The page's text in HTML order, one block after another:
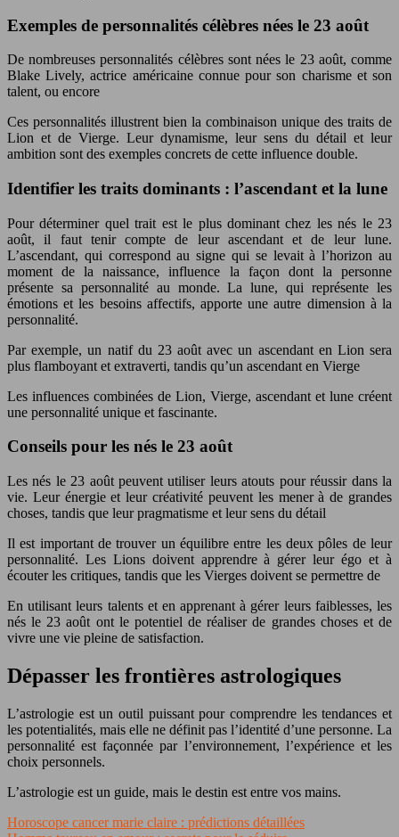
Exemples de personnalités célèbres nées le 23 août
De nombreuses personnalités célèbres sont nées le 23 août, comme
Blake Lively, actrice américaine connue pour son charisme et son
talent, ou encore
Ces personnalités illustrent bien la combinaison unique des traits de
Lion et de Vierge. Leur dynamisme, leur sens du détail et leur
ambition sont des exemples concrets de cette influence double.
Identifier les traits dominants : l’ascendant et la lune
Pour déterminer quel trait est le plus dominant chez les nés le 23
août, il faut tenir compte de leur ascendant et de leur lune.
L’ascendant, qui correspond au signe qui se levait à l’horizon au
moment de la naissance, influence la façon dont la personne
présente sa personnalité au monde. La lune, qui représente les
émotions et les besoins affectifs, apporte une autre dimension à la
personnalité.
Par exemple, un natif du 23 août avec un ascendant en Lion sera
plus flamboyant et extraverti, tandis qu’un ascendant en Vierge
Les influences combinées de Lion, Vierge, ascendant et lune créent
une personnalité unique et fascinante.
Conseils pour les nés le 23 août
Les nés le 23 août peuvent utiliser leurs atouts pour réussir dans la
vie. Leur énergie et leur créativité peuvent les mener à de grandes
choses, tandis que leur pragmatisme et leur sens du détail
Il est important de trouver un équilibre entre les deux pôles de leur
personnalité. Les Lions doivent apprendre à gérer leur égo et à
écouter les critiques, tandis que les Vierges doivent se permettre de
En utilisant leurs talents et en apprenant à gérer leurs faiblesses, les
nés le 23 août ont le potentiel de réaliser de grandes choses et de
vivre une vie pleine de satisfaction.
Dépasser les frontières astrologiques
L’astrologie est un outil puissant pour comprendre les tendances et
les potentialités, mais elle ne définit pas l’identité d’une personne. La
personnalité est façonnée par l’environnement, l’expérience et les
choix personnels.
L’astrologie est un guide, mais le destin est entre vos mains.
Horoscope cancer marie claire : prédictions détaillées